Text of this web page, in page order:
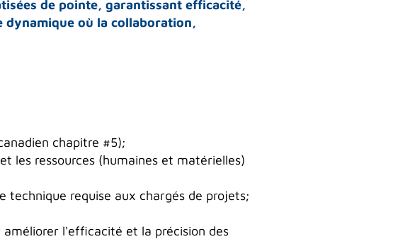
de pointe, garantissant efficacité,
dynamique où la collaboration,
chapitre #5);
les ressources (humaines et matérielles)
technique requise aux chargés de projets;
l'efficacité et la précision des